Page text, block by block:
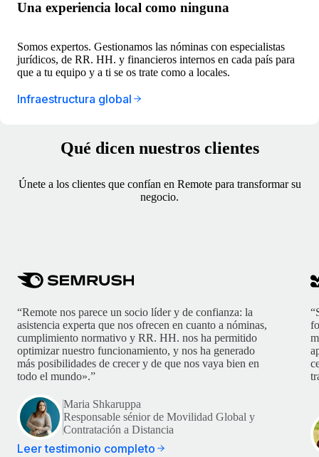
Una experiencia local como ninguna
Somos expertos. Gestionamos las nóminas con especialistas
jurídicos, de RR. HH. y financieros internos en cada país para
que a tu equipo y a ti se os trate como a locales.
Infraestructura global
Qué dicen nuestros clientes
Únete a los clientes que confían en Remote para transformar su
negocio.
“Remote nos parece un socio líder y de confianza: la
asistencia experta que nos ofrecen en cuanto a nóminas,
cumplimiento normativo y RR. HH. nos ha permitido
optimizar nuestro funcionamiento, y nos ha generado
más posibilidades de crecer y de que nos vaya bien en
todo el mundo».”
Maria Shkaruppa
Responsable sénior de Movilidad Global y
Contratación a Distancia
Leer testimonio completo